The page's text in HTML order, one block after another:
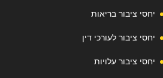
יחסי ציבור בריאות
יחסי ציבור לעורכי דין
יחסי ציבור עלויות